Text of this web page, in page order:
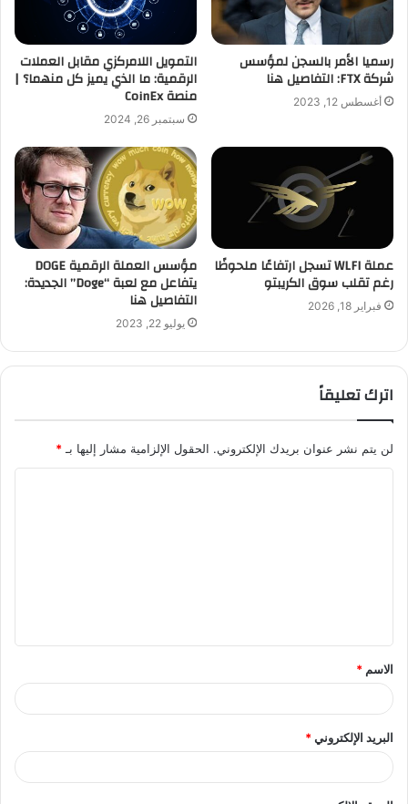
رسميا الأمر بالسجن لمؤسس
شركة FTX: التفاصيل هنا
أغسطس 12, 2023
التمويل اللامركزي مقابل العملات
الرقمية: ما الذي يميز كل منهما؟ |
منصة CoinEx
سبتمبر 26, 2024
عملة WLFI تسجل ارتفاعًا ملحوظًا
رغم تقلب سوق الكريبتو
فبراير 18, 2026
مؤسس العملة الرقمية DOGE
يتفاعل مع لعبة “Doge” الجديدة:
التفاصيل هنا
يوليو 22, 2023
اترك تعليقاً
لن يتم نشر عنوان بريدك الإلكتروني. الحقول الإلزامية مشار إليها بـ*
ق
*
الاسم *
البريد الإلكتروني*